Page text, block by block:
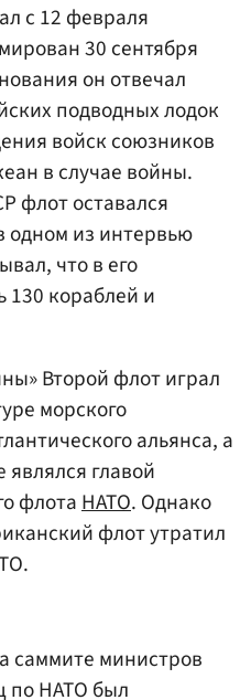
с 12 февраля
30 сентября
он отвечал
подводных лодок
войск союзников
в случае войны.
флот оставался
одном из интервью
что в его
130 кораблей и
Второй флот играл
морского
альянса, а
главой
флотаНАТО. Однако
флот утратил
саммите министров
по НАТО был